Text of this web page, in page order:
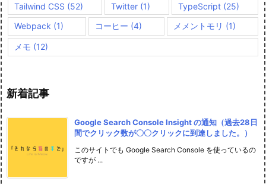
Tailwind CSS (52) Twitter (1) TypeScript (25)
Webpack (1) コーヒー (4) メメントモリ (1)
メモ (12)
新着記事
Google Search Console Insight の通知（過去28日
間でクリック数が〇〇クリックに到達しました。）
このサイトでも Google Search Console を使っているの
ですが ...